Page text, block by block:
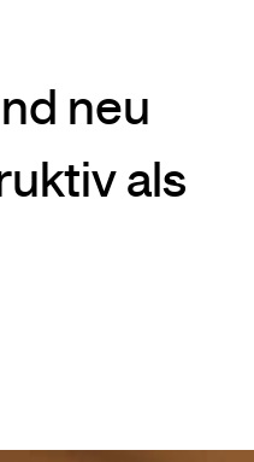
neu
als